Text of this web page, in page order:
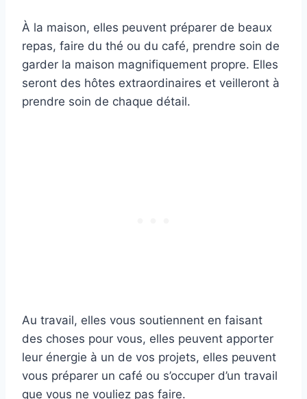
À la maison, elles peuvent préparer de beaux
repas, faire du thé ou du café, prendre soin de
garder la maison magnifiquement propre. Elles
seront des hôtes extraordinaires et veilleront à
prendre soin de chaque détail.
Au travail, elles vous soutiennent en faisant
des choses pour vous, elles peuvent apporter
leur énergie à un de vos projets, elles peuvent
vous préparer un café ou s’occuper d’un travail
que vous ne vouliez pas faire.